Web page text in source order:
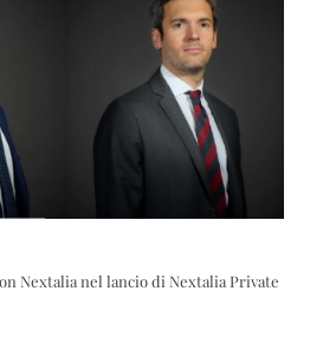
Nextalia nel lancio di Nextalia Private